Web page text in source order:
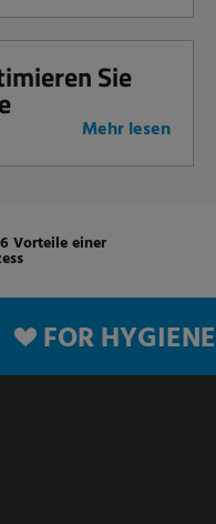
Sie
Mehr lesen
6 Vorteile einer
FOR HYGIENE